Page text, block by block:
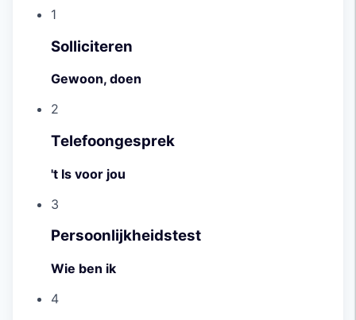
1
Solliciteren
Gewoon, doen
2
Telefoongesprek
't Is voor jou
3
Persoonlijkheidstest
Wie ben ik
4